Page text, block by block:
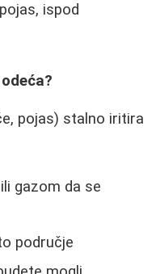
ispod
pojas) stalno iritira
gazom da se
područje